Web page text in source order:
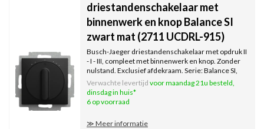
driestandenschakelaar met
binnenwerk en knop Balance SI
zwart mat (2711 UCDRL-915)
Busch-Jaeger driestandenschakelaar met opdruk II
- I - III, compleet met binnenwerk en knop. Zonder
nulstand. Exclusief afdekraam. Serie: Balance SI,
kleur: zwart mat.
Verwachte levertijd voor maandag 21u besteld,
dinsdag in huis*
6 op voorraad
≫ Meer informatie